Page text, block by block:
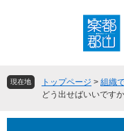
頭
飛現在地 トップページ > 組織
どう出せばいいです